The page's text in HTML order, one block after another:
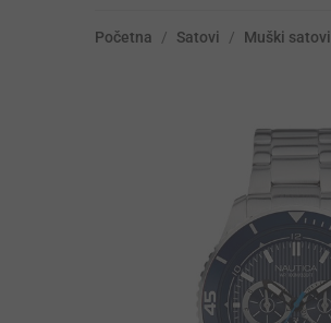
Početna / Satovi / Muški satovi